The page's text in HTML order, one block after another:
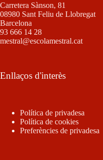
Carretera Sànson, 81
08980 Sant Feliu de Llobregat
Barcelona
93 666 14 28
mestral@escolamestral.cat
Enllaços d'interès
Política de privadesa
Política de cookies
Preferències de privadesa